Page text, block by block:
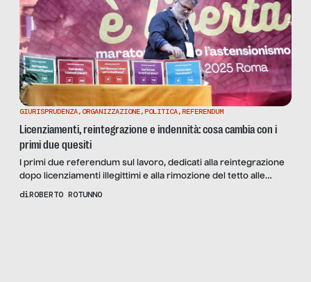
GIURISPRUDENZA,ORGANIZZAZIONE,POLITICA,REFERENDUM
Licenziamenti, reintegrazione e indennità: cosa cambia con i
primi due quesiti
I primi due referendum sul lavoro, dedicati alla reintegrazione
dopo licenziamenti illegittimi e alla rimozione del tetto alle
indennità di licenziamento nelle PMI, cambierebbero i rapporti
diROBERTO ROTUNNO